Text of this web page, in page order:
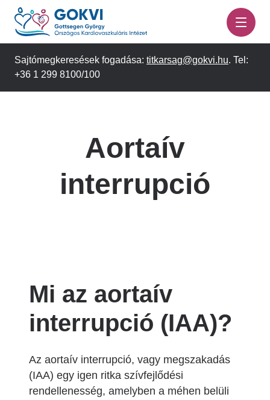
Ugrás
tartalomra
Sajtómegkeresések fogadása: titkarsag@gokvi.hu. Tel:
+36 1 299 8100/100
Aortaív
interrupció
Mi az aortaív
interrupció (IAA)?
Az aortaív interrupció, vagy megszakadás
(IAA) egy igen ritka szívfejlődési
rendellenesség, amelyben a méhen belüli